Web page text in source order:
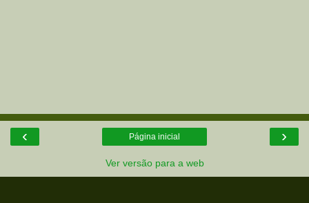
‹ ›
Página inicial
Ver versão para a web